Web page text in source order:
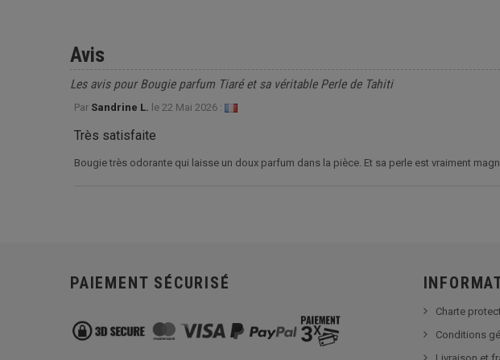
Avis
Les avis pour Bougie parfum Tiaré et sa véritable Perle de Tahiti
Par Sandrine L. le 22 Mai 2026 :
Très satisfaite
Bougie très odorante qui laisse un doux parfum dans la pièce. Et sa perle est vraiment
PAIEMENT SÉCURISÉ
Charte
Conditions